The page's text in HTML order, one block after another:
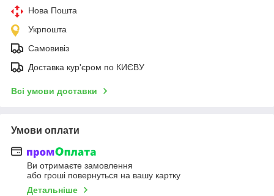
Нова Пошта
Укрпошта
Самовивіз
Доставка кур'єром по КИЄВУ
Всі умови доставки
Умови оплати
Ви отримаєте замовлення
або гроші повернуться на вашу картку
Детальніше